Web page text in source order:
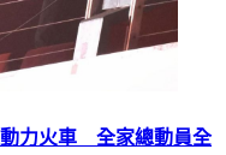
動力火車 全家總動員全